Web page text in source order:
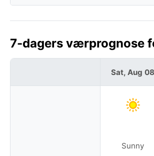
7-dagers værprognose
Sat, Aug 08
Sunny